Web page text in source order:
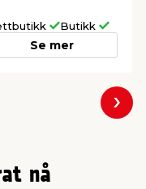
Butikk
Se mer
nå